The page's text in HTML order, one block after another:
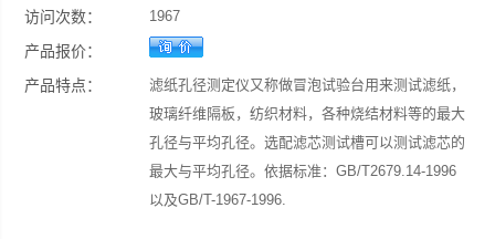
访问次数： 1967
产品报价：
产品特点：
滤纸孔径测定仪又称做冒泡试验台用来测试滤纸，
玻璃纤维隔板，纺织材料，各种烧结材料等的最大
孔径与平均孔径。选配滤芯测试槽可以测试滤芯的
最大与平均孔径。依据标准：GB/T2679.14-1996
以及GB/T-1967-1996.